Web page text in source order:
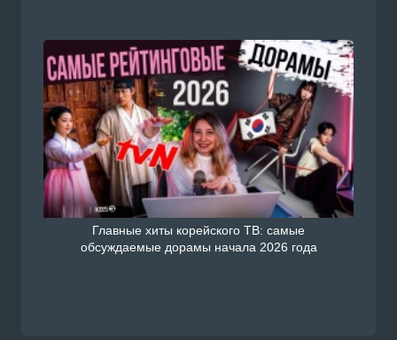
Главные хиты корейского ТВ: самые
обсуждаемые дорамы начала 2026 года